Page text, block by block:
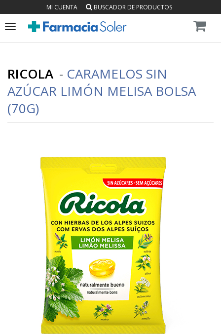
MI CUENTA BUSCADOR DE PRODUCTOS
Toggle
RICOLA - CARAMELOS SIN
AZÚCAR LIMÓN MELISA BOLSA
(70G)